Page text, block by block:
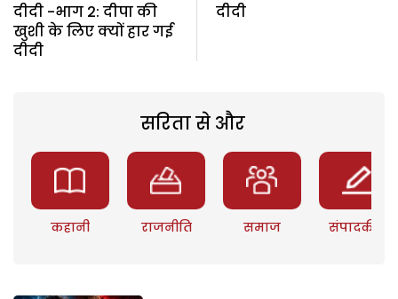
दीदी -भाग 2: दीपा की
खुशी के लिए क्यों हार गई
दीदी
दीदी
सरिता से और
कहानी राजनीति समाज संपादकीय